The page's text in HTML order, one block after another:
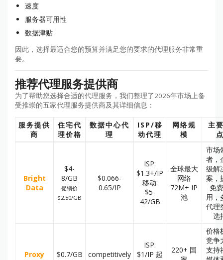
速度
服务器可用性
数据津贴
因此，选择最适合您的预算并满足您的要求的代理服务非常重
要。
推荐代理服务提供商
为了帮助您选择合适的代理服务，我们整理了2026年市场上备
受推崇的五家代理服务提供商及其详细信息：
服务提供
商
住宅代
理价格
数据中心代
理
ISP/移
动代理
网络规
模
主
Bright
Data
$4-
8/GB
促销价
$2.50/GB
$0.066-
0.65/IP
ISP:
$1.3+/IP
移动:
$5-
42/GB
全球最大
网络
72M+ IP
池
市场
者，
级解
案，
免
用，
代理
选
Proxy
$0.7/GB
competitively
ISP:
$1/IP 起
220+ 国
价格
竞争
支持